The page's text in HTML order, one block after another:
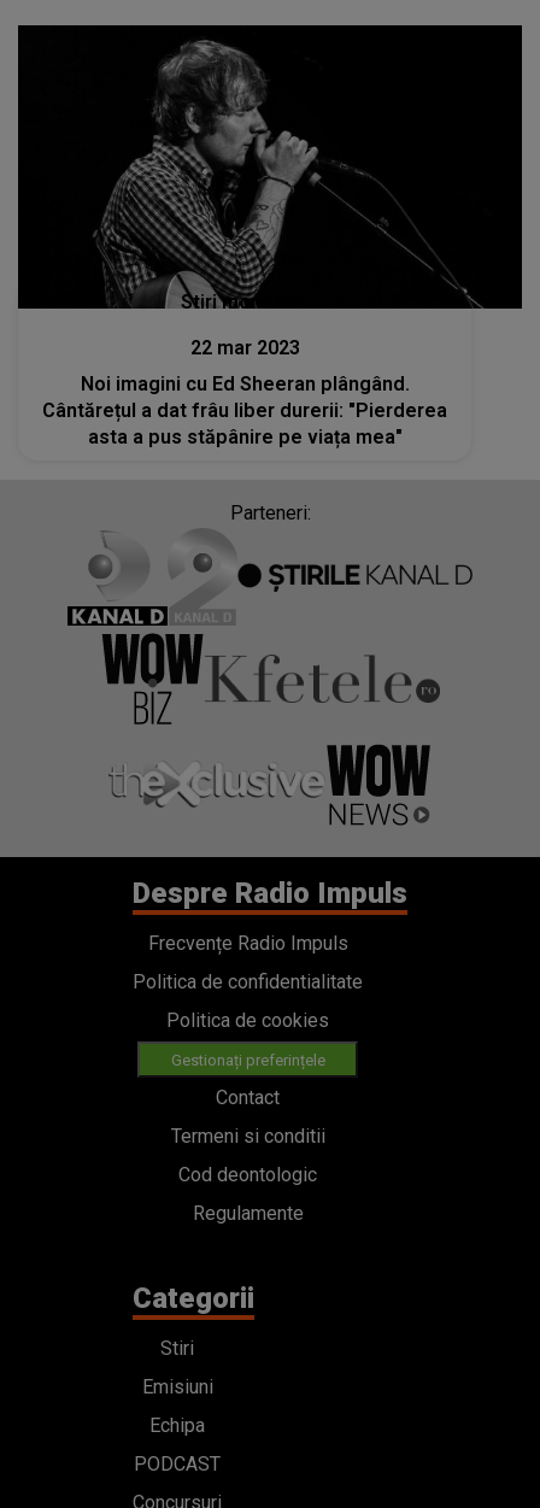
Stiri mondene
22 mar 2023
Noi imagini cu Ed Sheeran plângând.
Cântărețul a dat frâu liber durerii: "Pierderea
asta a pus stăpânire pe viața mea"
Parteneri:
Despre Radio Impuls
Frecvențe Radio Impuls
Politica de confidentialitate
Politica de cookies
Gestionați preferințele
Contact
Termeni si conditii
Cod deontologic
Regulamente
Categorii
Stiri
Emisiuni
Echipa
PODCAST
Concursuri